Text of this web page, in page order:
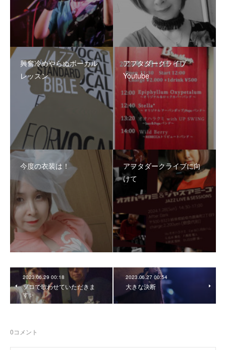
興奮冷めやらぬボーカル
レッスン
アフタダークライブ
Youtube
今度の衣装は！
アフタダークライブに向
けて
2023.06.29 00:18
ソロで歌わせていただきま
す✨
2023.06.27 00:54
大きな決断
0コメント